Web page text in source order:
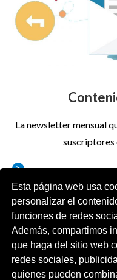
Esta página web usa
personalizar el
funciones de redes
Además, compartimos
que haga del sitio web
redes sociales,
quienes pueden
La newsletter mensual
suscriptores
Destacados de
Productos nuevos o
Información de
festivos o servicios
Enlaces a